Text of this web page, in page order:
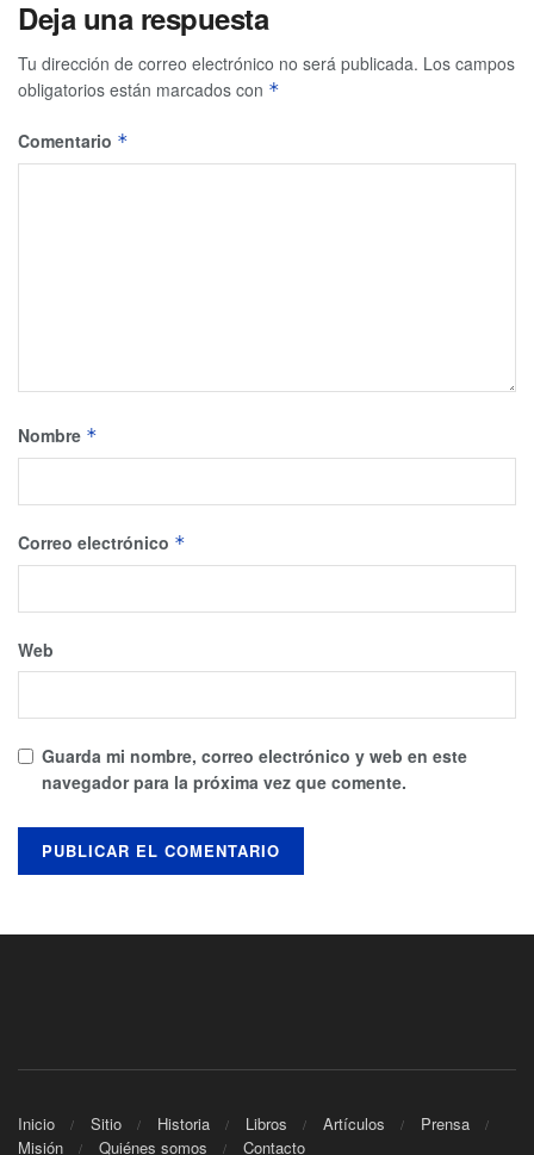
Deja una respuesta
Tu dirección de correo electrónico no será publicada. Los campos
obligatorios están marcados con *
Comentario *
Nombre *
Correo electrónico *
Web
Guarda mi nombre, correo electrónico y web en este
navegador para la próxima vez que comente.
Inicio Sitio Historia Libros Artículos
Prensa
Misión
Quiénes somos Contacto